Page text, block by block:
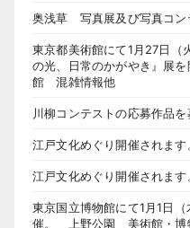
奥浅草 写真展及び写真コン
東京都美術館にて1月27日
の光、日常のかがやき』展
館 混雑情報他
川柳コンテストの応募作品を
江戸文化めぐり開催されま
江戸文化めぐり開催されま
東京国立博物館にて1月1日
催。 上野公園 美術館・博